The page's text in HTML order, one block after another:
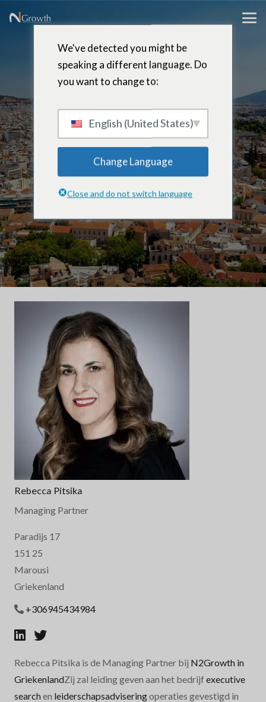
Rebecca
Pitsika
Managing Partner – Athene,
Griekenland
Rebecca Pitsika
Managing Partner
Paradijs 17
151 25
Marousi
Griekenland
+306945434984
Rebecca Pitsika is de Managing Partner bij N2Growth in
GriekenlandZij zal leiding geven aan het bedrijf executive
searchen leiderschapsadviseringoperaties gevestigd in
We've detected you might be
speaking a different language. Do
you want to change to:
English (United States)
Change Language
Close and do not switch language